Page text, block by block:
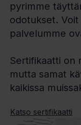
pyrimme
odotukset.
palvelumme
Sertifikaatti on
mutta samat
kaikissa
Katso sertifikaatti